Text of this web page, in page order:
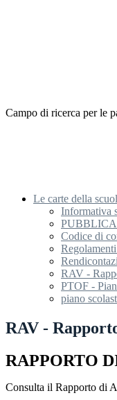
Campo di ricerca per le
Le carte della
Informativa
Codice di
RAV -
PTOF -
piano
RAV -
RAPPORTO
Consulta il Rapporto di